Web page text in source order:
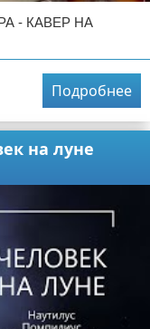
- КАВЕР НА
Подробнее
на луне